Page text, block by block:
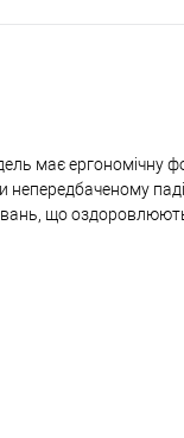
має ергономічну
що